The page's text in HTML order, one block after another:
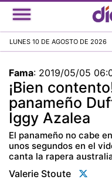
LUNES 10 DE AGOSTO DE 2026
Fama: 2019/05/05
¡Bien
panameño
Iggy Azalea
El panameño no cabe
unos segundos en el
canta la rapera
Valerie Stoute